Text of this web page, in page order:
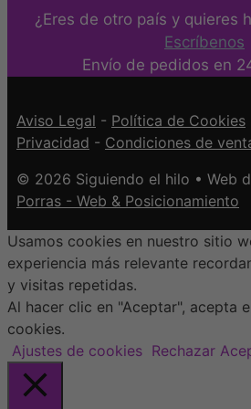
¿Eres de otro país y quieres
Escríbenos
Envío de pedidos en
Aviso Legal - Política de Cookies
Privacidad - Condiciones de
© 2026 Siguiendo el hilo • Web
Porras - Web & Posicionamiento
Usamos cookies en nuestro sitio
experiencia más relevante
y visitas repetidas.
Al hacer clic en "Aceptar", acepta
cookies.
Ajustes de cookies Rechazar